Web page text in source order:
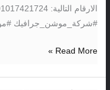
#شركة_موشن_جرافيك
media
Read More »